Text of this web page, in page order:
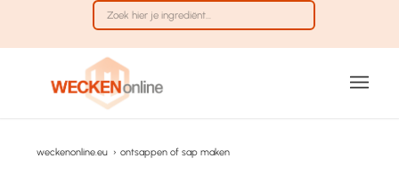
weckenonline.eu › ontsappen of sap maken